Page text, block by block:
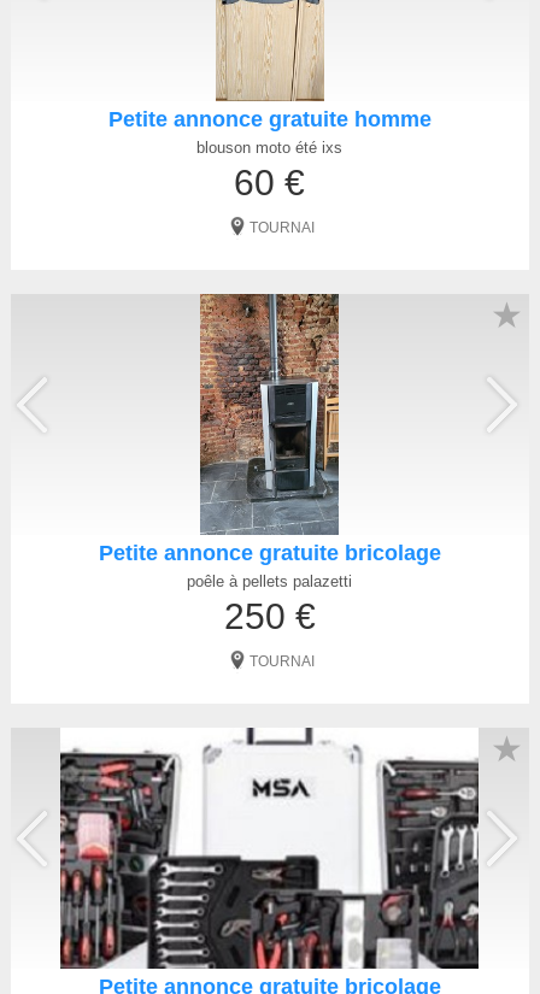
Petite annonce gratuite homme
blouson moto été ixs
60 €
TOURNAI
Petite annonce gratuite bricolage
poêle à pellets palazetti
250 €
TOURNAI
★
Petite annonce gratuite bricolage
★